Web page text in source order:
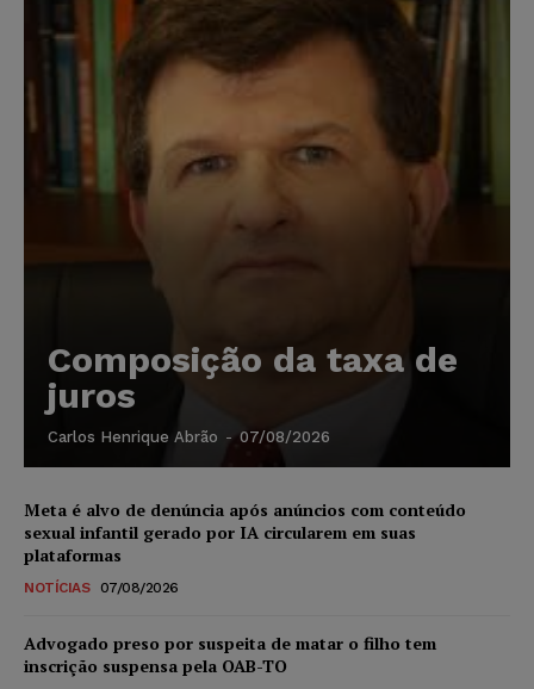
Composição da taxa de
juros
Carlos Henrique Abrão - 07/08/2026
Meta é alvo de denúncia após anúncios com conteúdo
sexual infantil gerado por IA circularem em suas
plataformas
NOTÍCIAS 07/08/2026
Advogado preso por suspeita de matar o filho tem
inscrição suspensa pela OAB-TO